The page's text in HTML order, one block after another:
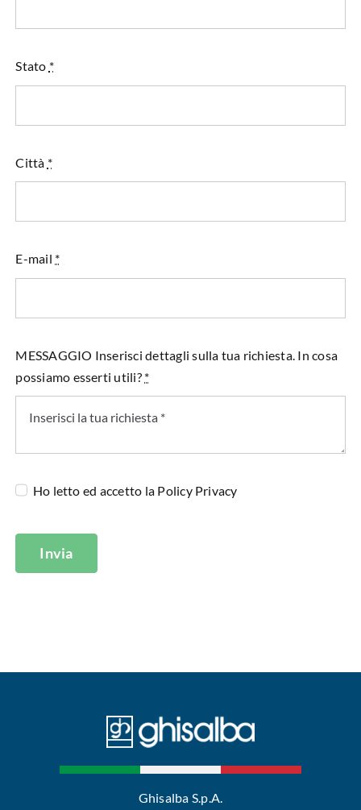
Stato *
Città *
E-mail *
MESSAGGIO Inserisci dettagli sulla tua richiesta. In cosa
possiamo esserti utili? *
Ho letto ed accetto la Policy Privacy
Invia
Ghisalba S.p.A.